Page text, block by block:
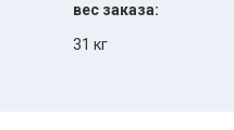
вес заказа:
31 кг